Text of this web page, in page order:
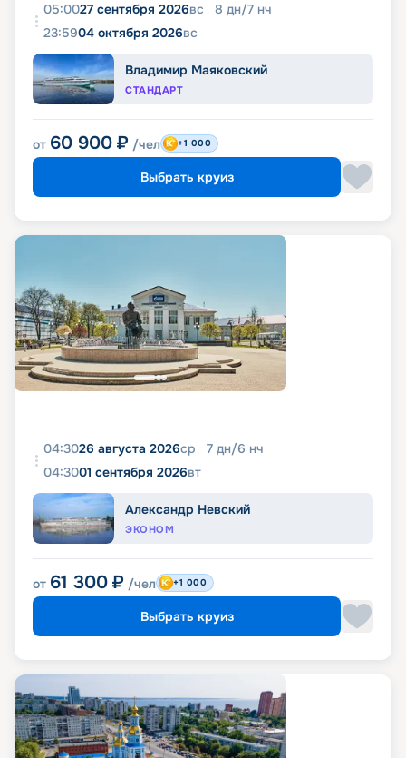
05:0027 сентября 2026вс 8 дн/7 нч
23:5904 октября 2026вс
Владимир Маяковский
СТАНДАРТ
от 60 900 ₽ /чел +1 000
Выбрать круиз
04:3026 августа 2026ср 7 дн/6 нч
04:3001 сентября 2026вт
Александр Невский
ЭКОНОМ
от 61 300 ₽ /чел +1 000
Выбрать круиз